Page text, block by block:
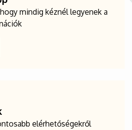
mindig kéznél legyenek a
elérhetőségekről